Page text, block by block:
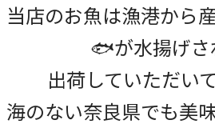
当店のお魚は漁港から
🐟が水揚げさ
出荷していただい
海のない奈良県でも美